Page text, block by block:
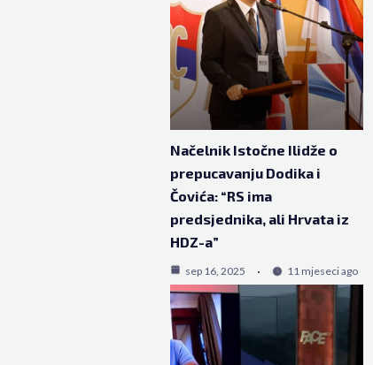
Načelnik Istočne Ilidže o
prepucavanju Dodika i
Čovića: “RS ima
predsjednika, ali Hrvata iz
HDZ-a”
sep 16, 2025 11 mjeseci ago